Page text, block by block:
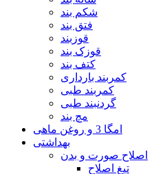
شکم بند
فتق بند
قوزبند
قوزک بند
کتف بند
کمربند بارداری
کمربند طبی
گردنبند طبی
مچ بند
امگا 3 و روغن ماهی
بهداشتی
اصلاح صورت و بدن
تیغ اصلاح